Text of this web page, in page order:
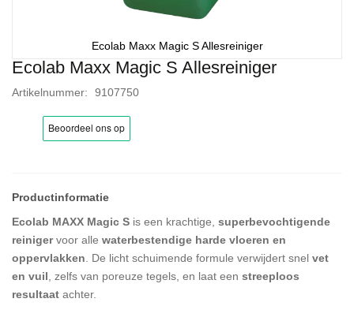
Ecolab Maxx Magic S Allesreiniger
Artikelnummer 9107750
Ecolab MAXX Magic S is een krachtige, superbevochtigende
reinigervoor alle waterbestendige harde vloeren en
oppervlakken . De licht schuimende formule verwijdert snel vet
en vuil , zelfs van poreuze tegels, en laat een streeploos
resultaat achter.
Ecolab Maxx Magic S Allesreiniger
Ga
het